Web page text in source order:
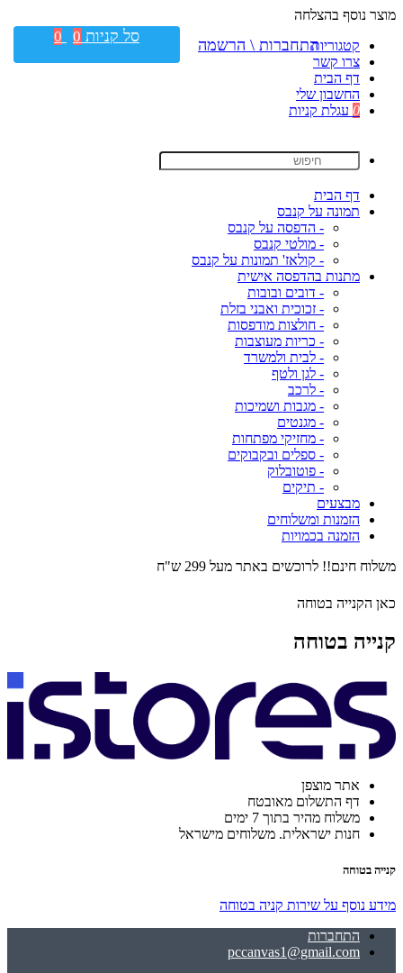
מוצר נוסף בהצלחה
קטגוריות
צרו קשר
דף הבית
החשבון שלי
0 עגלת קניות
דף הבית
תמונה על קנבס
- הדפסה על קנבס
- מולטי קנבס
- קולאז' תמונות על קנבס
מתנות בהדפסה אישית
- דובים ובובות
- זכוכית ואבני בזלת
- חולצות מודפסות
- כריות מעוצבות
- לבית ולמשרד
- לגן ולטף
- לרכב
- מגבות ושמיכות
- מגנטים
- מחזיקי מפתחות
- ספלים ובקבוקים
- פוטובלוק
- תיקים
מבצעים
הזמנות ומשלוחים
הזמנה בכמויות
משלוח חינם!! לרוכשים באתר מעל 299 ש"ח
כאן הקנייה בטוחה
קנייה בטוחה
אתר מוצפן
דף התשלום מאובטח
משלוח מהיר בתוך 7 ימים
חנות ישראלית. משלוחים מישראל
קנייה בטוחה
מידע נוסף על שירות קניה בטוחה
התחברות
pccanvas1@gmail.com
התחברות \ הרשמה סל קניות 0
0